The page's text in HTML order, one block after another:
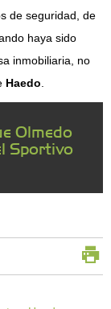
de seguridad, de
haya sido
inmobiliaria, no
Haedo
Olmedo
Sportivo